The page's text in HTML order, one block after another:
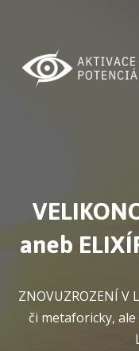
aneb
ZNOVUZROZENÍ V
či metaforicky, ale